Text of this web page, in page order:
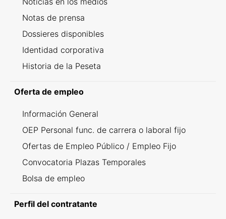
Notas de prensa
Dossieres disponibles
Identidad corporativa
Historia de la Peseta
Oferta de empleo
Información General
OEP Personal func. de carrera o laboral fijo
Ofertas de Empleo Público / Empleo Fijo
Convocatoria Plazas Temporales
Bolsa de empleo
Perfil del contratante